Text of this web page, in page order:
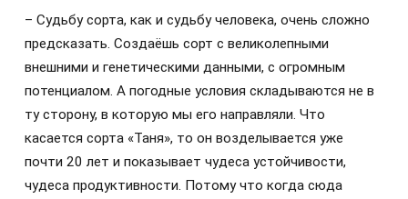
– Судьбу сорта, как и судьбу человека, очень сложно
предсказать. Создаёшь сорт с великолепными
внешними и генетическими данными, с огромным
потенциалом. А погодные условия складываются не в
ту сторону, в которую мы его направляли. Что
касается сорта «Таня», то он возделывается уже
почти 20 лет и показывает чудеса устойчивости,
чудеса продуктивности. Потому что когда сюда